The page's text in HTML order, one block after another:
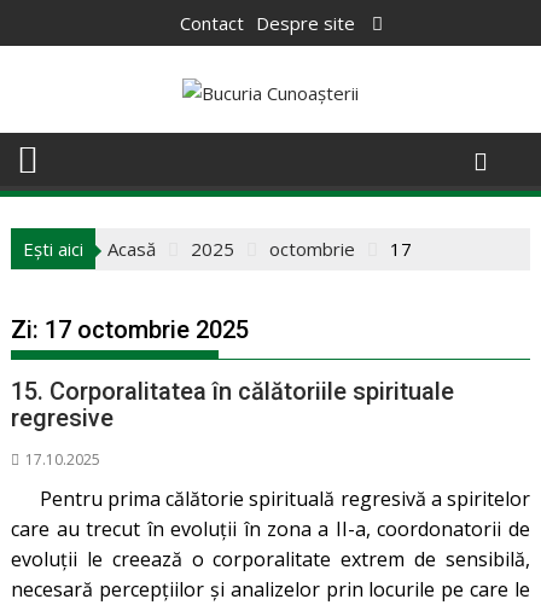
to
Contact Despre site
Ești aici Acasă 2025 octombrie 17
Zi: 17 octombrie 2025
15. Corporalitatea în călătoriile spirituale
regresive
17.10.2025
Pentru prima călătorie spirituală regresivă a spiritelor
care au trecut în evoluții în zona a II-a, coordonatorii de
evoluții le creează o corporalitate extrem de sensibilă,
necesară percepțiilor și analizelor prin locurile pe care le